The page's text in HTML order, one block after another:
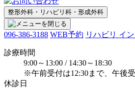
整形外科・リハビリ科・形成外科
096-386-3188 WEB予約 リハビリ イ
診療時間
9:00～13:00 / 14:30～18:30
※午前受付は12:30まで、午後
休診日